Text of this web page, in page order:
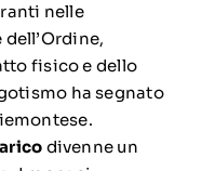
nelle
fisico e dello
ha segnato
divenne un